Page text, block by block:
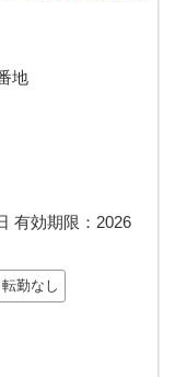
地
有効期限： 2026
転勤なし